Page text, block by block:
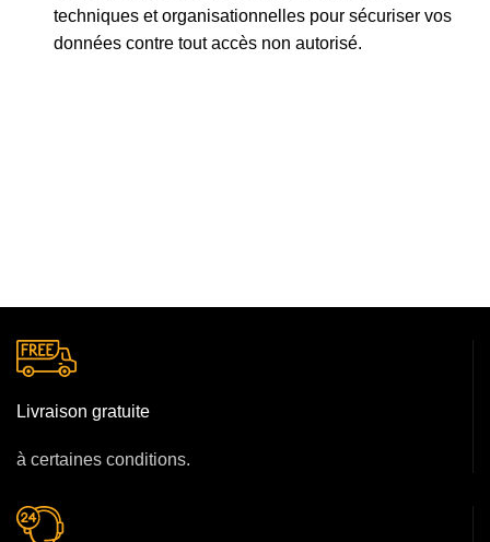
techniques et organisationnelles pour sécuriser vos
données contre tout accès non autorisé.
Livraison gratuite
à certaines conditions.